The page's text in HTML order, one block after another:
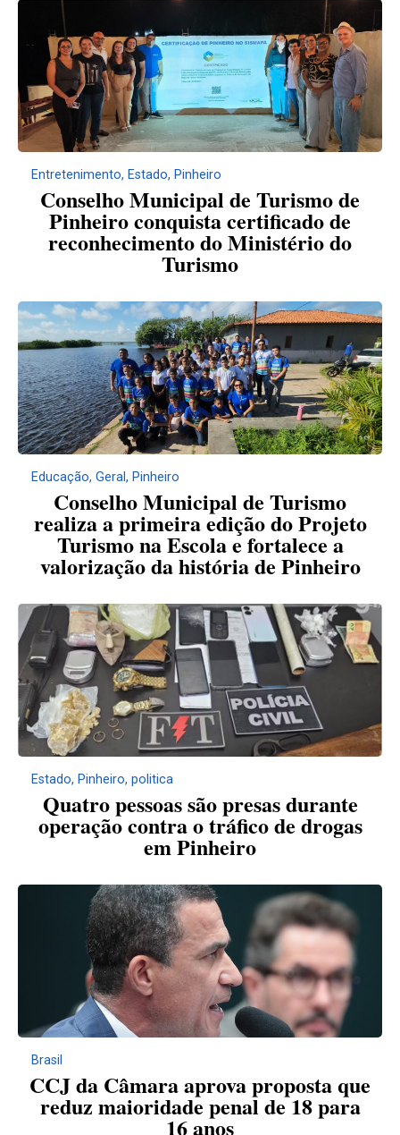
Entretenimento, Estado, Pinheiro
Conselho Municipal de Turismo de
Pinheiro conquista certificado de
reconhecimento do Ministério do
Turismo
Educação, Geral, Pinheiro
Conselho Municipal de Turismo
realiza a primeira edição do Projeto
Turismo na Escola e fortalece a
valorização da história de Pinheiro
Estado, Pinheiro, politica
Quatro pessoas são presas durante
operação contra o tráfico de drogas
em Pinheiro
Brasil
CCJ da Câmara aprova proposta que
reduz maioridade penal de 18 para
16 anos